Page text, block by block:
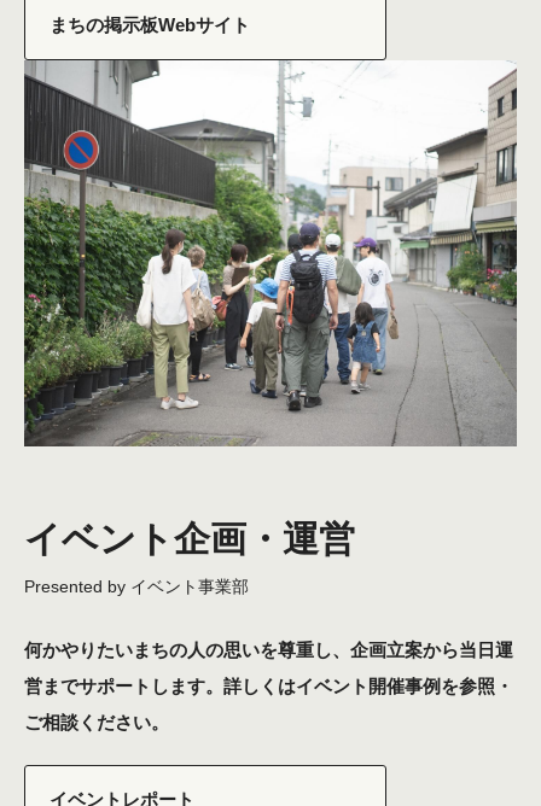
まちの掲示板Webサイト
イベント企画・運営
何かやりたいまちの人の思いを尊重し、企画立案から当日運
営までサポートします。詳しくはイベント開催事例を参照・
ご相談ください。
イベントレポート